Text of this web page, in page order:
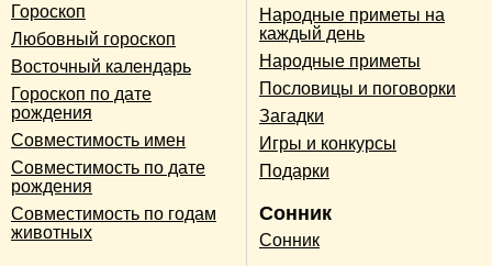
Гороскоп
Любовный гороскоп
Восточный календарь
Гороскоп по дате
рождения
Совместимость имен
Совместимость по дате
рождения
Совместимость по годам
животных
Народные приметы на
каждый день
Народные приметы
Пословицы и поговорки
Загадки
Игры и конкурсы
Подарки
Сонник
Сонник